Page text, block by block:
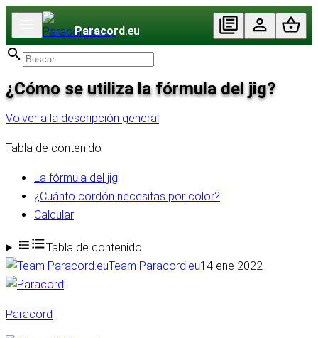
Paracord.eu
¿Cómo se utiliza la fórmula del jig?
Volver a la descripción general
Tabla de contenido
La fórmula del jig
¿Cuánto cordón necesitas por color?
Calcular
Tabla de contenido
Team Paracord.eu14 ene 2022
Paracord